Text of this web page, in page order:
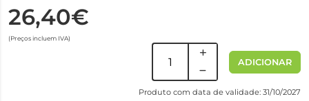
26,40€
(Preços incluem IVA)
ADICIONAR
Produto com data de validade: 31/10/2027